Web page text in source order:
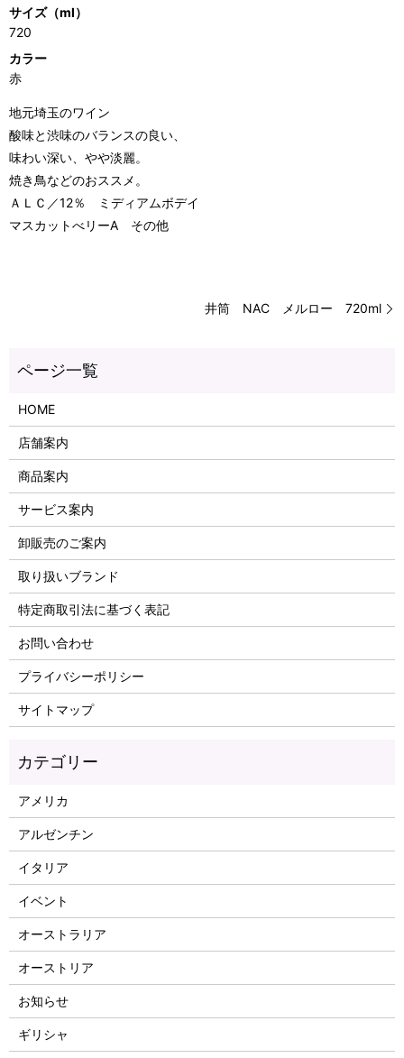
サイズ（ml）
720
カラー
赤
地元埼玉のワイン
酸味と渋味のバランスの良い、
味わい深い、やや淡麗。
焼き鳥などのおススメ。
ＡＬＣ／12％ ミディアムボデイ
マスカットべリーA その他
井筒 NAC メルロー 720ml
HOME
店舗案内
商品案内
サービス案内
卸販売のご案内
取り扱いブランド
特定商取引法に基づく表記
お問い合わせ
プライバシーポリシー
サイトマップ
アメリカ
アルゼンチン
イタリア
イベント
オーストラリア
オーストリア
お知らせ
ギリシャ